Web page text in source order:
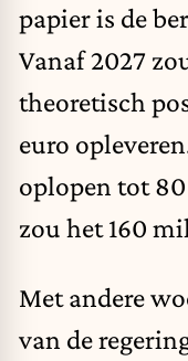
papier is de
Vanaf 2027
theoretisch
euro
oplopen tot
zou het 160
Met andere
van de